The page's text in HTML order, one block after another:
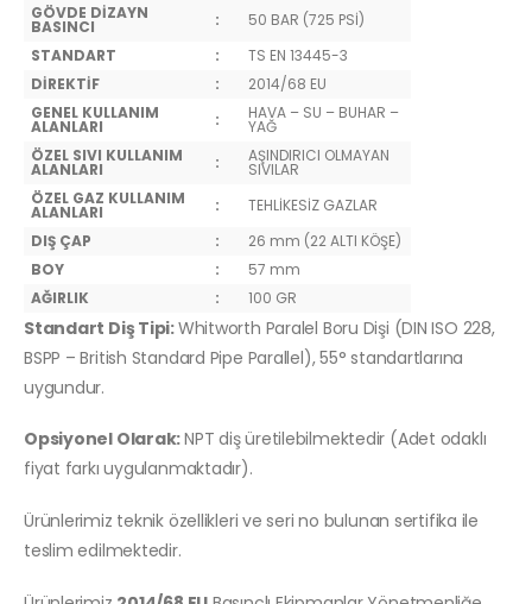
GÖVDE DİZAYN
BASINCI :
50 BAR (725 PSİ)
STANDART
:
TS EN 13445-3
DİREKTİF
:
2014/68 EU
GENEL KULLANIM
ALANLARI : HAVA – SU – BUHAR –
YAĞ
ÖZEL SIVI KULLANIM
ALANLARI : AŞINDIRICI OLMAYAN
SIVILAR
ÖZEL GAZ KULLANIM
ALANLARI :
TEHLİKESİZ GAZLAR
DIŞ ÇAP
:
26 mm (22 ALTI KÖŞE)
BOY
:
57 mm
AĞIRLIK
: 100 GR
Standart Diş Tipi:Whitworth Paralel Boru Dişi (DIN ISO 228,
BSPP – British Standard Pipe Parallel), 55° standartlarına
uygundur.
Opsiyonel Olarak:NPT diş üretilebilmektedir (Adet odaklı
fiyat farkı uygulanmaktadır).
Ürünlerimiz teknik özellikleri ve seri no bulunan sertifika ile
teslim edilmektedir.